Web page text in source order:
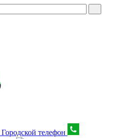
Городской телефон